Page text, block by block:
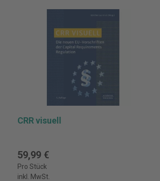
CRR visuell
59,99 €
Pro Stück
inkl. MwSt.